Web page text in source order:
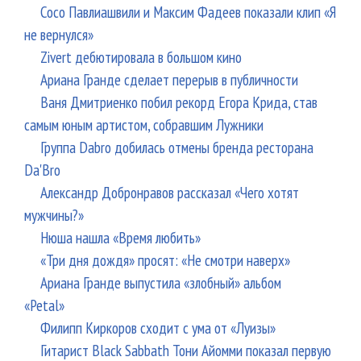
Сосо Павлиашвили и Максим Фадеев показали клип «Я
не вернулся»
Zivert дебютировала в большом кино
Ариана Гранде сделает перерыв в публичности
Ваня Дмитриенко побил рекорд Егора Крида, став
самым юным артистом, собравшим Лужники
Группа Dabro добилась отмены бренда ресторана
Da'Bro
Александр Добронравов рассказал «Чего хотят
мужчины?»
Нюша нашла «Время любить»
«Три дня дождя» просят: «Не смотри наверх»
Ариана Гранде выпустила «злобный» альбом
«Petal»
Филипп Киркоров сходит с ума от «Луизы»
Гитарист Black Sabbath Тони Айомми показал первую